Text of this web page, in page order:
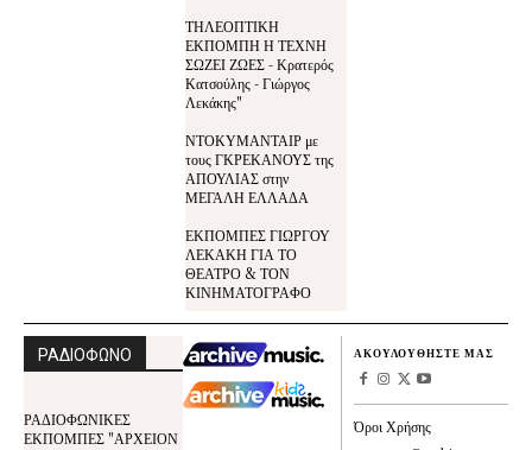
ΤΗΛΕΟΠΤΙΚΗ
ΕΚΠΟΜΠΗ Η ΤΕΧΝΗ
ΣΩΖΕΙ ΖΩΕΣ - Κρατερός
Κατσούλης - Γιώργος
Λεκάκης"
ΝΤΟΚΥΜΑΝΤΑΙΡ με
τους ΓΚΡΕΚΑΝΟΥΣ της
ΑΠΟΥΛΙΑΣ στην
ΜΕΓΑΛΗ ΕΛΛΑΔΑ
ΕΚΠΟΜΠΕΣ ΓΙΩΡΓΟΥ
ΛΕΚΑΚΗ ΓΙΑ ΤΟ
ΘΕΑΤΡΟ & ΤΟΝ
ΚΙΝΗΜΑΤΟΓΡΑΦΟ
ΡΑΔΙΟΦΩΝΟ
ΡΑΔΙΟΦΩΝΙΚΕΣ
ΕΚΠΟΜΠΕΣ "ΑΡΧΕΙΟΝ
ΑΚΟΥΛΟΥΘΗΣΤΕ ΜΑΣ
Όροι Χρήσης